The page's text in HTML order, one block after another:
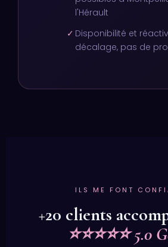
l'Hérault
✓ Disponibilité et
décalage, pas de
ILS ME FONT
+20 clients
⭐⭐⭐⭐⭐ 5.0